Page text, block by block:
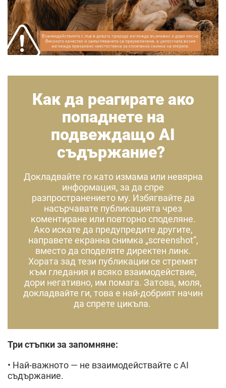
Как да реагирате ако
попаднете на
подвеждащо AI
съдържание?
Докладвайте го като измама или невярна
информация, за да спре
разпространението му. Избягвайте да
насърчавате публикацията чрез
коментиране или повторно споделяне.
Ако искате да предупредите другите,
направете екранна снимка „screenshot”,
вместо да споделяте директен линк.
Хората зад тези публикации се стремят
към гледания и всяко взаимодействие,
дори негативно, им помага. Затова, моля,
докладвайте ги, това е най-добрият начин
да спрете цикъла.
Три стъпки за запомняне:
• Най-важното — не взаимодействайте с AI
съдържание.